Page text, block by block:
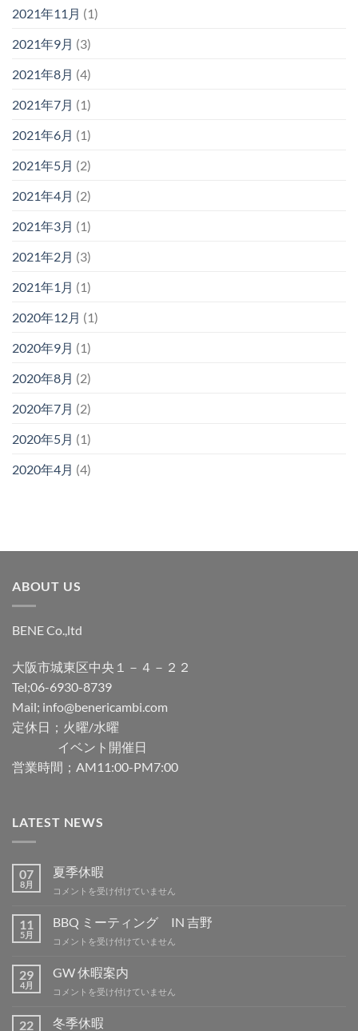
2021年11月 (1)
2021年9月 (3)
2021年8月 (4)
2021年7月 (1)
2021年6月 (1)
2021年5月 (2)
2021年4月 (2)
2021年3月 (1)
2021年2月 (3)
2021年1月 (1)
2020年12月 (1)
2020年9月 (1)
2020年8月 (2)
2020年7月 (2)
2020年5月 (1)
2020年4月 (4)
ABOUT US
BENE Co.,ltd
大阪市城東区中央１－４－２２
Tel;06-6930-8739
Mail; info@benericambi.com
定休日；火曜/水曜
イベント開催日
営業時間；AM11:00-PM7:00
LATEST NEWS
07
8月
夏季休暇
夏
休
暇
は
コメントを受け付けていません
11
5月
BBQ ミーティング IN 吉野
BBQ
ー
テ
ィ
グ
コメントを受け付けていません
29
4月
GW 休暇案内
GW
暇
コメントを受け付けていません
22 冬季休暇